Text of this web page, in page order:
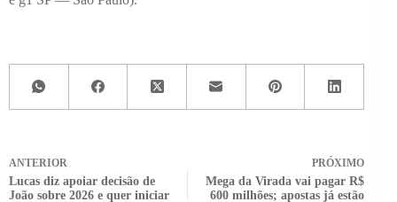
ANTERIOR
Lucas diz apoiar decisão de
João sobre 2026 e quer iniciar
PRÓXIMO
Mega da Virada vai pagar R$
600 milhões; apostas já estão